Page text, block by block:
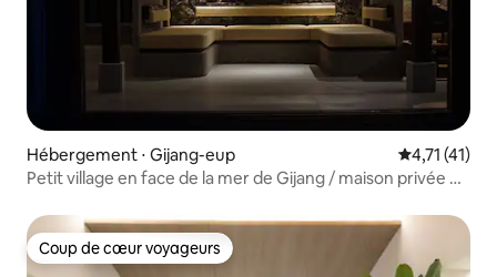
Hébergement ⋅ Gijang-eup Évaluation
4,71 (41)
Petit village en face de la mer de Gijang / maison privée de
possible
Coup de cœur voyageurs
Coup de cœur voyageurs